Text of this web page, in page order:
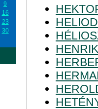
9
16
23
30
HENRIK